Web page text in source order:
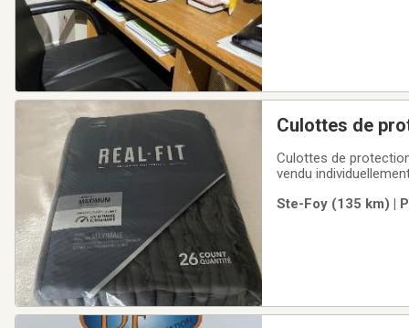
Culottes de
Culottes de
vendu
Ste-Foy (135 km) |